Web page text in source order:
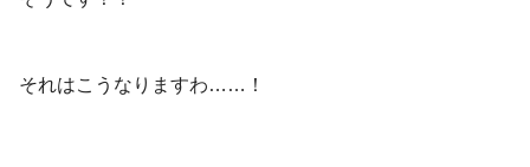
それはこうなりますわ……！